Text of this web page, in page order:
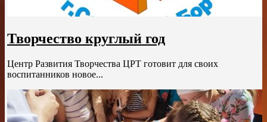
Творчество круглый год
Центр Развития Творчества ЦРТ готовит для своих
воспитанников новое...